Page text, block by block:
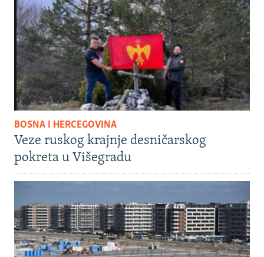
BOSNA I HERCEGOVINA
Veze ruskog krajnje desničarskog
pokreta u Višegradu